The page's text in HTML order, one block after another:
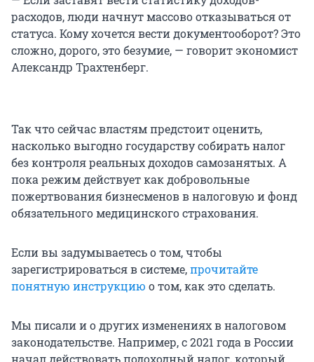
расходов, люди начнут массово отказываться от
статуса. Кому хочется вести документооборот? Это
сложно, дорого, это безумие, — говорит экономист
Александр Трахтенберг.
Так что сейчас властям предстоит оценить,
насколько выгодно государству собирать налог
без контроля реальных доходов самозанятых. А
пока режим действует как добровольные
пожертвования бизнесменов в налоговую и фонд
обязательного медицинского страхования.
Если вы задумываетесь о том, чтобы
зарегистрироваться в системе,прочитайте
понятную инструкцию о том, как это сделать.
Мы писали и о других изменениях в налоговом
законодательстве. Например, с 2021 года в России
начал действовать подоходный налог, который